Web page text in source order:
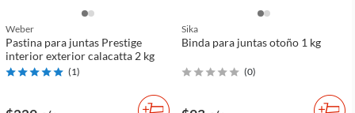
Weber
Pastina para juntas Prestige
interior exterior calacatta 2 kg
(1)
Sika
Binda para juntas otoño 1 kg
(0)